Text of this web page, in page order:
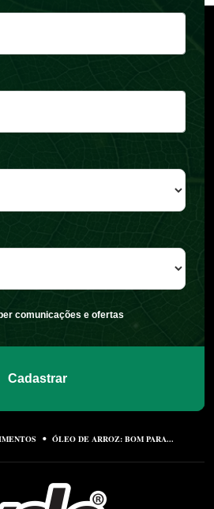
comunicações e ofertas
Cadastrar
ÓLEO DE ARROZ: BOM PARA...